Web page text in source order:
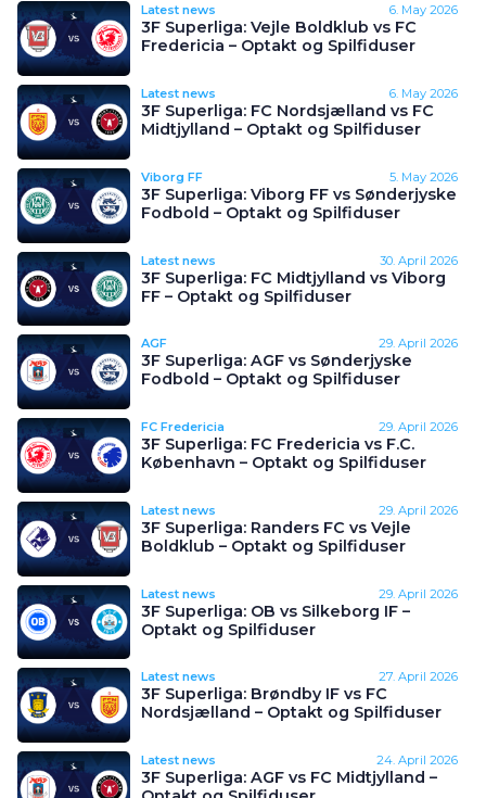
Latest news 6. May 2026
3F Superliga: Vejle Boldklub vs FC
Fredericia – Optakt og Spilfiduser
Latest news 6. May 2026
3F Superliga: FC Nordsjælland vs FC
Midtjylland – Optakt og Spilfiduser
Viborg FF 5. May 2026
3F Superliga: Viborg FF vs Sønderjyske
Fodbold – Optakt og Spilfiduser
Latest news 30. April 2026
3F Superliga: FC Midtjylland vs Viborg
FF – Optakt og Spilfiduser
AGF 29. April 2026
3F Superliga: AGF vs Sønderjyske
Fodbold – Optakt og Spilfiduser
FC Fredericia 29. April 2026
3F Superliga: FC Fredericia vs F.C.
København – Optakt og Spilfiduser
Latest news 29. April 2026
3F Superliga: Randers FC vs Vejle
Boldklub – Optakt og Spilfiduser
Latest news 29. April 2026
3F Superliga: OB vs Silkeborg IF –
Optakt og Spilfiduser
Latest news 27. April 2026
3F Superliga: Brøndby IF vs FC
Nordsjælland – Optakt og Spilfiduser
Latest news 24. April 2026
3F Superliga: AGF vs FC Midtjylland –